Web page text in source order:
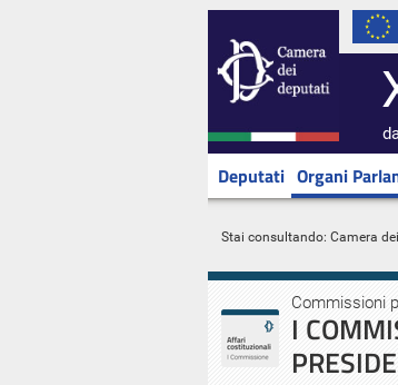
Deputati Organi
Stai consultando: Camera
Commissioni
I